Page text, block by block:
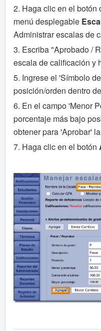
2. Haga clic en el botón
menú desplegable
Administrar escalas de
3. Escriba "Aprobado /
escala de calificación y
5. Ingrese el 'Símbolo
posición/orden dentro
6. En el campo 'Menor
porcentaje más bajo
obtener para 'Aprobar'
7. Haga clic en el botón